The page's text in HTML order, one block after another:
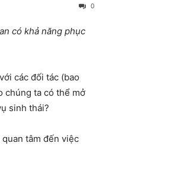
0
có khả năng phục
các đối tác (bao
chúng ta có thể mở
sinh thái?
tâm đến việc